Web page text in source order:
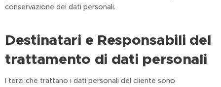
conservazione dei dati personali.
Destinatari e Responsabili del
trattamento di dati personali
I terzi che trattano i dati personali del cliente sono